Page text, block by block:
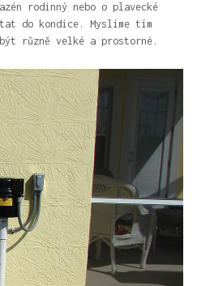
rodinný nebo o plavecké
do kondice. Myslíme tím
různě velké a prostorné.